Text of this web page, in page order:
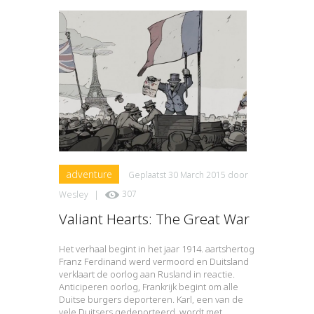
adventure Geplaatst 30 March 2015 door
Wesley
| 307
Valiant Hearts: The Great War
Het verhaal begint in het jaar 1914. aartshertog
Franz Ferdinand werd vermoord en Duitsland
verklaart de oorlog aan Rusland in reactie.
Anticiperen oorlog, Frankrijk begint om alle
Duitse burgers deporteren. Karl, een van de